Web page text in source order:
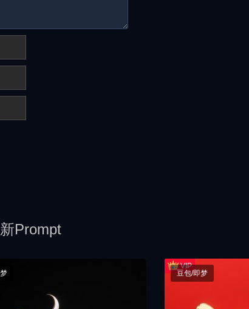
Prompt
豆包/即梦